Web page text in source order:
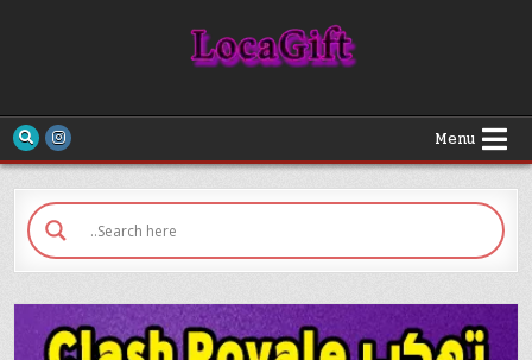
Menu